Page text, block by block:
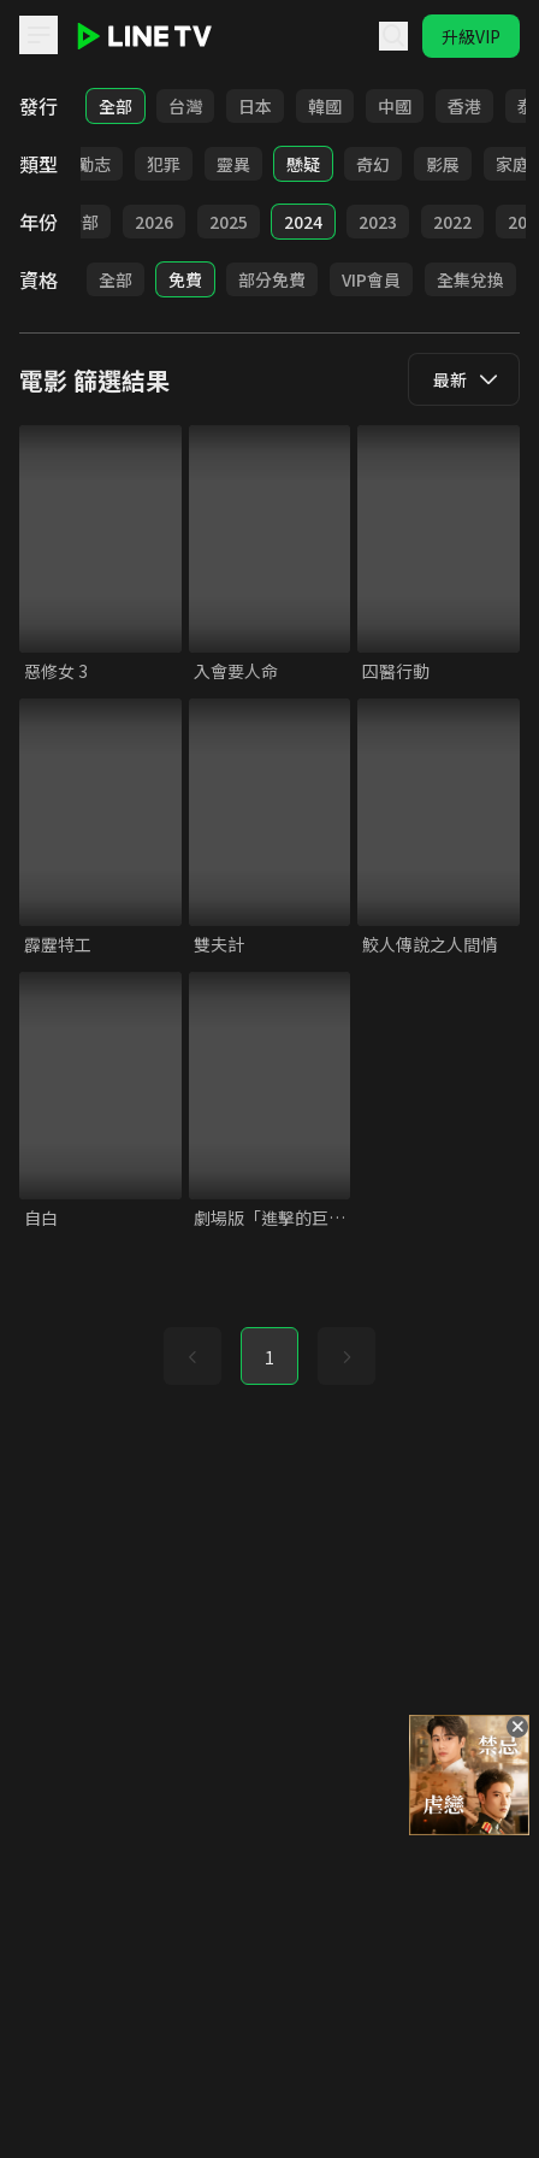
升級VIP
LINE TV - 電影
發行 全部 台灣 日本 韓國 中國 香港 泰
類型
喜劇 勵志 犯罪 靈異 懸疑 奇幻 影展 家庭
年份 全部 2026 2025 2024 2023 2022
資格 全部 免費 部分免費 VIP會員 全集兌換
電影篩選結果 最新
惡修女 3 入會要人命 囚醫行動
霹靂特工 雙夫計 鮫人傳說之人間情
自白 劇場版「進擊的巨人」完結篇THE LAST ATTACK
1